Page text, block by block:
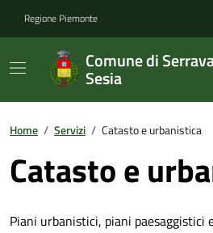
Regione Piemonte
Comune di
Sesia
Home / Servizi / Catasto e urbanistica
Catasto e
Piani urbanistici, piani